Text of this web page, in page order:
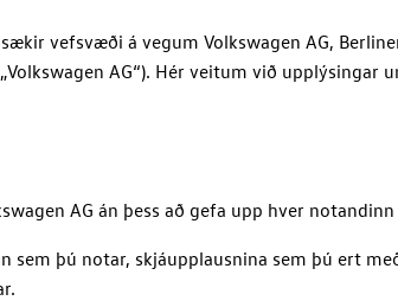
vefsvæði á vegum Volkswagen AG,
„Volkswagen AG“). Hér veitum við upplýsingar
AG án þess að gefa upp hver
sem þú notar, skjáupplausnina sem þú ert